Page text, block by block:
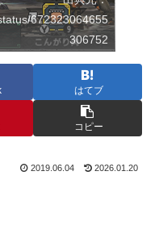
672323064655
306752
はてブ
コピー
2019.06.04 2026.01.20